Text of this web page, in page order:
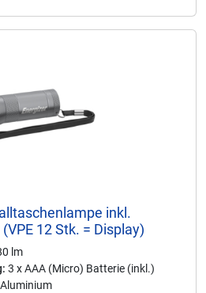
inkl.
12 Stk. = Display)
lm
3 x AAA (Micro) Batterie (inkl.)
Aluminium